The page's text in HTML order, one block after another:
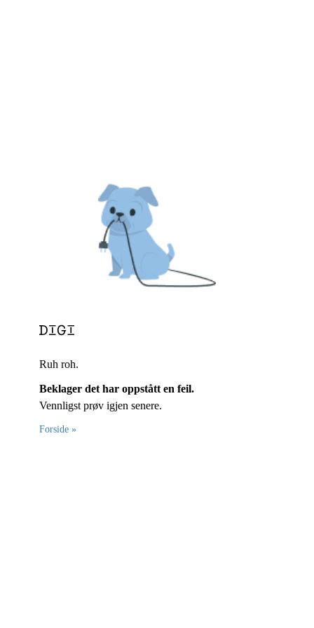
Ruh roh.
Beklager det har oppstått en feil.
Vennligst prøv igjen senere.
Forside »